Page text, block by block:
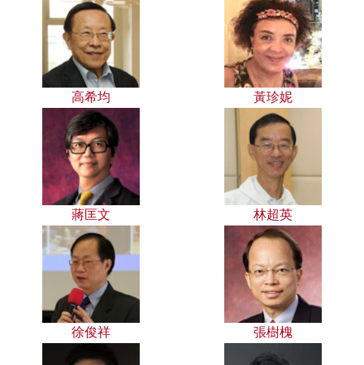
高希均 黃珍妮
蔣匡文 林超英
徐俊祥 張樹槐